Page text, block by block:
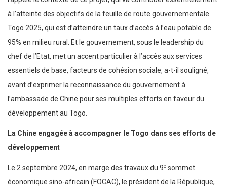
à l’atteinte des objectifs de la feuille de route gouvernementale
Togo 2025, qui est d’atteindre un taux d’accès à l’eau potable de
95% en milieu rural. Et le gouvernement, sous le leadership du
chef de l’Etat, met un accent particulier à l’accès aux services
essentiels de base, facteurs de cohésion sociale, a-t-il souligné,
avant d’exprimer la reconnaissance du gouvernement à
l’ambassade de Chine pour ses multiples efforts en faveur du
développement au Togo.
La Chine engagée à accompagner le Togo dans ses efforts de
développement
Le 2 septembre 2024, en marge des travaux du 9e sommet
économique sino-africain (FOCAC), le président de la République,